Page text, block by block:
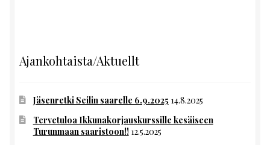
Ajankohtaista/Aktuellt
Jäsenretki Seilin saarelle 6.9.2025 14.8.2025
Tervetuloa Ikkunakorjauskurssille kesäiseen
Turunmaan saaristoon!! 12.5.2025